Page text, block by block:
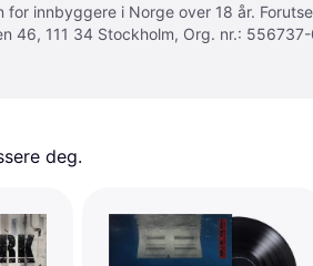
innbyggere i Norge over 18 år.
46, 111 34 Stockholm, Org. nr.:
deg.